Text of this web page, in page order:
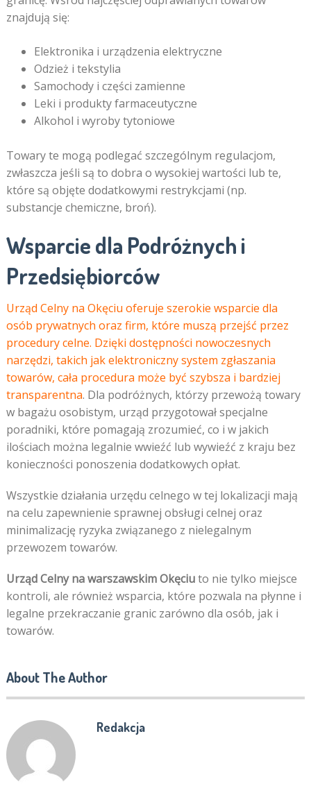
znajdują się:
Elektronika i urządzenia elektryczne
Odzież i tekstylia
Samochody i części zamienne
Leki i produkty farmaceutyczne
Alkohol i wyroby tytoniowe
Towary te mogą podlegać szczególnym regulacjom,
zwłaszcza jeśli są to dobra o wysokiej wartości lub te,
które są objęte dodatkowymi restrykcjami (np.
substancje chemiczne, broń).
Wsparcie dla Podróżnych i
Przedsiębiorców
Urząd Celny na Okęciu oferuje szerokie wsparcie dla
osób prywatnych oraz firm, które muszą przejść przez
procedury celne. Dzięki dostępności nowoczesnych
narzędzi, takich jak elektroniczny system zgłaszania
towarów, cała procedura może być szybsza i bardziej
transparentna. Dla podróżnych, którzy przewożą towary
w bagażu osobistym, urząd przygotował specjalne
poradniki, które pomagają zrozumieć, co i w jakich
ilościach można legalnie wwieźć lub wywieźć z kraju bez
konieczności ponoszenia dodatkowych opłat.
Wszystkie działania urzędu celnego w tej lokalizacji mają
na celu zapewnienie sprawnej obsługi celnej oraz
minimalizację ryzyka związanego z nielegalnym
przewozem towarów.
Urząd Celny na warszawskim Okęciuto nie tylko miejsce
kontroli, ale również wsparcia, które pozwala na płynne i
legalne przekraczanie granic zarówno dla osób, jak i
towarów.
About The Author
Redakcja